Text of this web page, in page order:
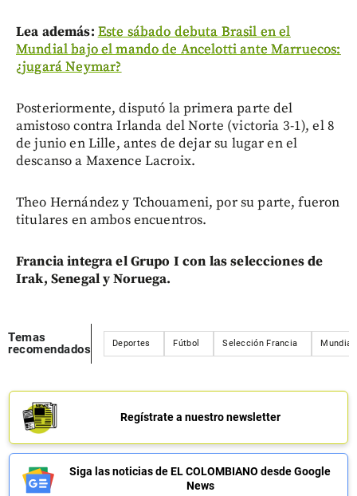
Lea además: Este sábado debuta Brasil en el
Mundial bajo el mando de Ancelotti ante Marruecos:
¿jugará Neymar?
Posteriormente, disputó la primera parte del
amistoso contra Irlanda del Norte (victoria 3-1), el 8
de junio en Lille, antes de dejar su lugar en el
descanso a Maxence Lacroix.
Theo Hernández y Tchouameni, por su parte, fueron
titulares en ambos encuentros.
Francia integra el Grupo I con las selecciones de
Irak, Senegal y Noruega.
Temas
recomendados
Deportes Fútbol Selección Francia Mundial
Regístrate a nuestro newsletter
Siga las noticias de EL COLOMBIANO desde Google
News